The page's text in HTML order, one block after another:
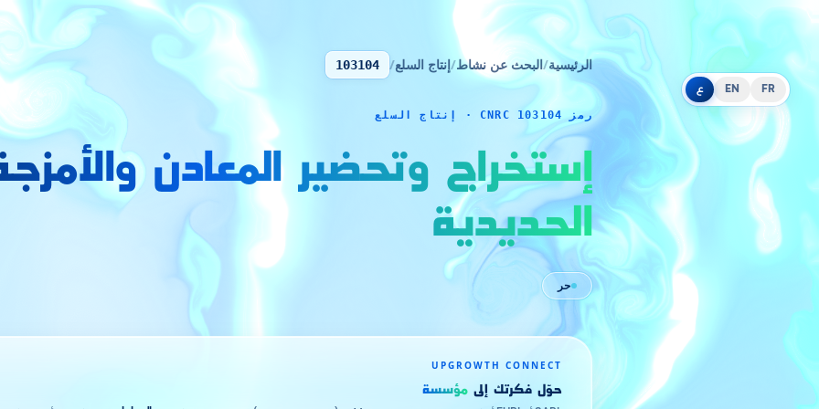
FR
EN ع
الرئيسية/البحث عن نشاط/إنتاج السلع/
103104
رمز CNRC 103104 · إنتاج السلع
إستخراج وتحضير المعادن
الحديدية
حر
UPGROWTH CONNECT
حوّل فكرتك إلى مؤسسة